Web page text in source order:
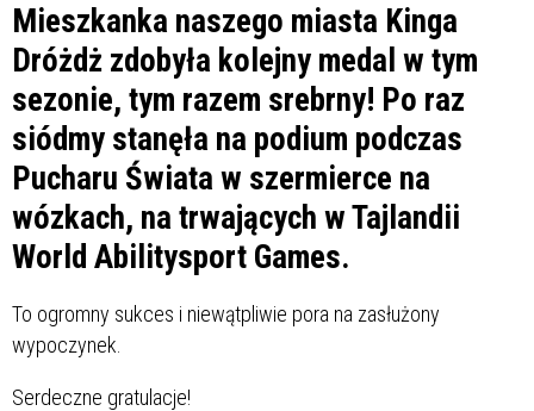
Mieszkanka naszego miasta Kinga
Dróżdż zdobyła kolejny medal w tym
sezonie, tym razem srebrny! Po raz
siódmy stanęła na podium podczas
Pucharu Świata w szermierce na
wózkach, na trwających w Tajlandii
World Abilitysport Games.
To ogromny sukces i niewątpliwie pora na zasłużony
wypoczynek.
Serdeczne gratulacje!